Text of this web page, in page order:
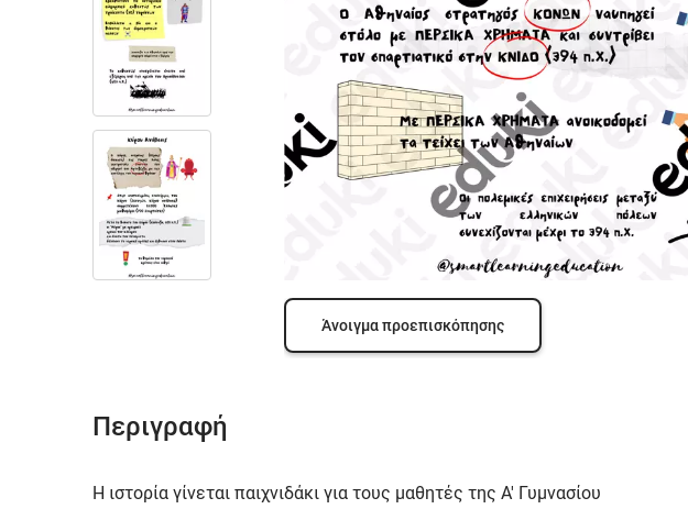
Άνοιγμα προεπισκόπησης
Περιγραφή
Η ιστορία γίνεται παιχνιδάκι για τους μαθητές της Α' Γυμνασίου